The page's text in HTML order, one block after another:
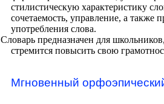
стилистическую характеристику
сочетаемость, управление, а также
употребления слова.
Словарь предназначен для
стремится повысить свою
Мгновенный